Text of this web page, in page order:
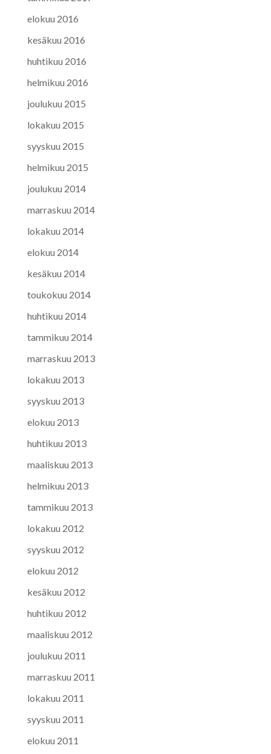
elokuu 2016
kesäkuu 2016
huhtikuu 2016
helmikuu 2016
joulukuu 2015
lokakuu 2015
syyskuu 2015
helmikuu 2015
joulukuu 2014
marraskuu 2014
lokakuu 2014
elokuu 2014
kesäkuu 2014
toukokuu 2014
huhtikuu 2014
tammikuu 2014
marraskuu 2013
lokakuu 2013
syyskuu 2013
elokuu 2013
huhtikuu 2013
maaliskuu 2013
helmikuu 2013
tammikuu 2013
lokakuu 2012
syyskuu 2012
elokuu 2012
kesäkuu 2012
huhtikuu 2012
maaliskuu 2012
joulukuu 2011
marraskuu 2011
lokakuu 2011
syyskuu 2011
elokuu 2011